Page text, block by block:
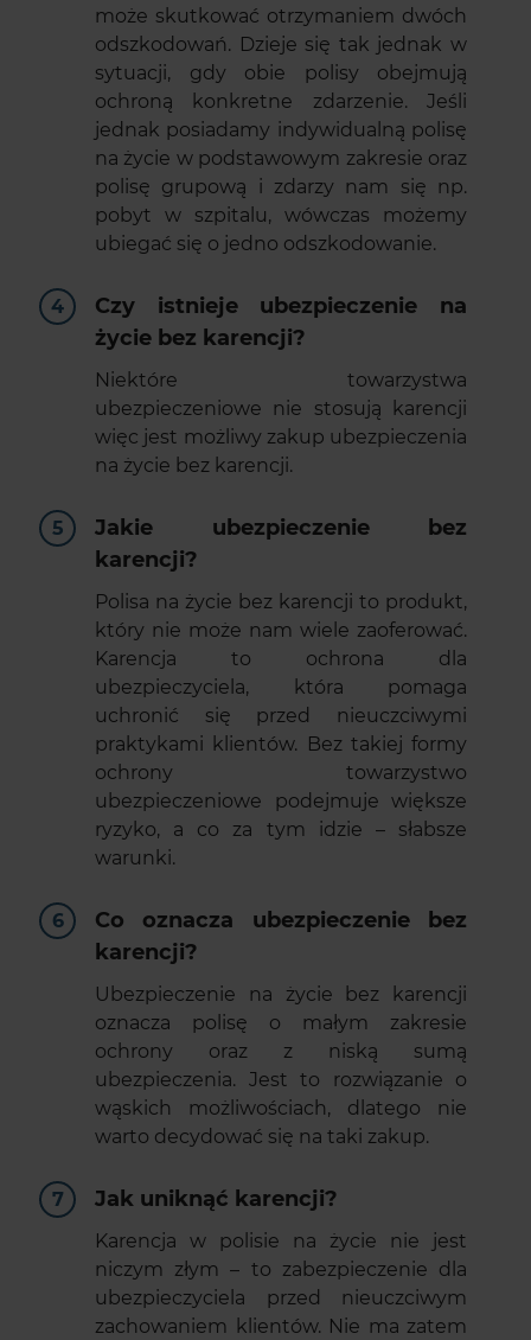
może skutkować otrzymaniem dwóch
odszkodowań. Dzieje się tak jednak w
sytuacji, gdy obie polisy obejmują
ochroną konkretne zdarzenie. Jeśli
jednak posiadamy indywidualną polisę
na życie w podstawowym zakresie oraz
polisę grupową i zdarzy nam się np.
pobyt w szpitalu, wówczas możemy
ubiegać się o jedno odszkodowanie.
Czy istnieje ubezpieczenie na
życie bez karencji?
Niektóre towarzystwa
ubezpieczeniowe nie stosują karencji
więc jest możliwy zakup ubezpieczenia
na życie bez karencji.
Jakie ubezpieczenie bez
karencji?
Polisa na życie bez karencji to produkt,
który nie może nam wiele zaoferować.
Karencja to ochrona dla
ubezpieczyciela, która pomaga
uchronić się przed nieuczciwymi
praktykami klientów. Bez takiej formy
ochrony towarzystwo
ubezpieczeniowe podejmuje większe
ryzyko, a co za tym idzie – słabsze
warunki.
Co oznacza ubezpieczenie bez
karencji?
Ubezpieczenie na życie bez karencji
oznacza polisę o małym zakresie
ochrony oraz z niską sumą
ubezpieczenia. Jest to rozwiązanie o
wąskich możliwościach, dlatego nie
warto decydować się na taki zakup.
Jak uniknąć karencji?
Karencja w polisie na życie nie jest
niczym złym – to zabezpieczenie dla
ubezpieczyciela przed nieuczciwym
zachowaniem klientów. Nie ma zatem